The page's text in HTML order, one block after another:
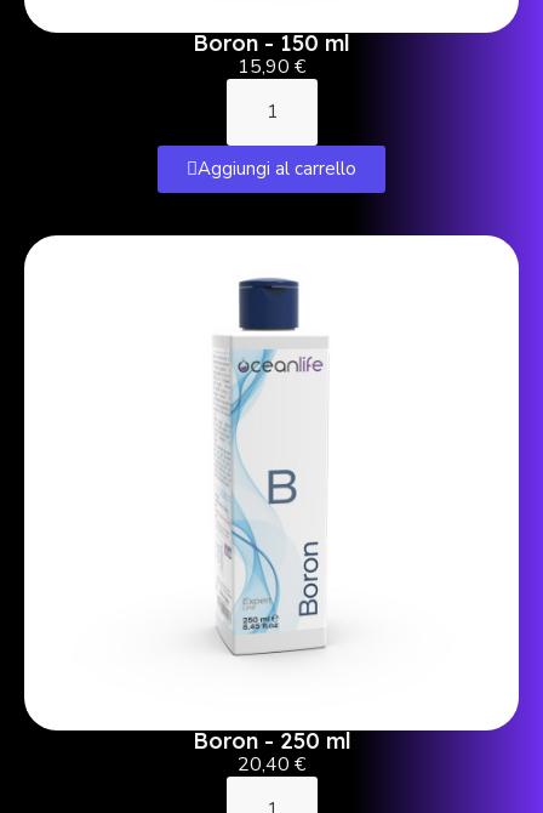
Boron - 150 ml
15,90 €
Aggiungi al carrello
Boron - 250 ml
20,40 €